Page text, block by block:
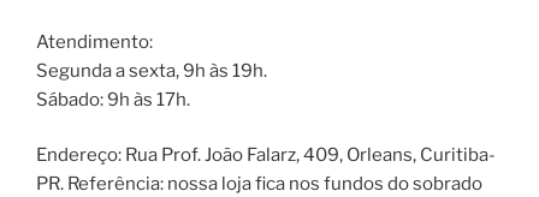
Atendimento:
Segunda a sexta, 9h às 19h.
Sábado: 9h às 17h.
Endereço: Rua Prof. João Falarz, 409, Orleans, Curitiba-
PR. Referência: nossa loja fica nos fundos do sobrado